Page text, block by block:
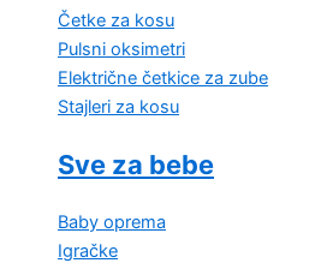
Četke za kosu
Pulsni oksimetri
Električne četkice za zube
Stajleri za kosu
Sve za bebe
Baby oprema
Igračke